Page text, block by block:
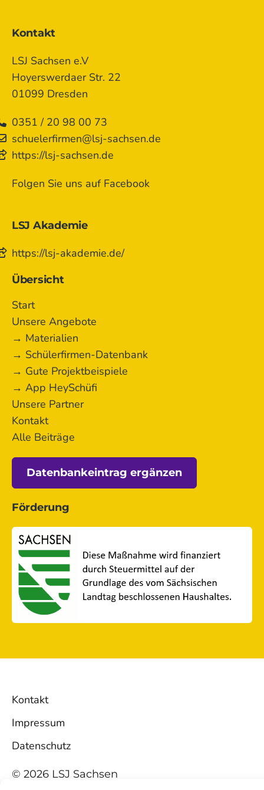
Kontakt
LSJ Sachsen e.V
Hoyerswerdaer Str. 22
01099 Dresden
0351 / 20 98 00 73
schuelerfirmen@lsj-sachsen.de
https://lsj-sachsen.de
Folgen Sie uns auf Facebook
LSJ Akademie
https://lsj-akademie.de/
Übersicht
Start
Unsere Angebote
→ Materialien
→ Schülerfirmen-Datenbank
→ Gute Projektbeispiele
→ App HeySchüfi
Unsere Partner
Kontakt
Alle Beiträge
Datenbankeintrag ergänzen
Förderung
© 2026 LSJ Sachsen
Kontakt
Impressum
Datenschutz